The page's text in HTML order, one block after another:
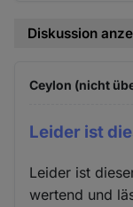
Diskussion
Ceylon (nicht
Leider ist
Leider ist
wertend und